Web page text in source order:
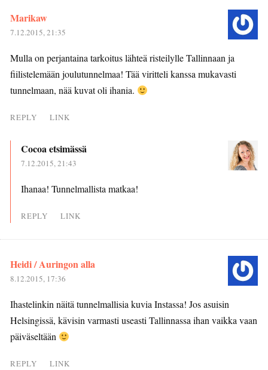
Marikaw
7.12.2015, 21:35
Mulla on perjantaina tarkoitus lähteä risteilylle Tallinnaan ja
fiilistelemään joulutunnelmaa! Tää viritteli kanssa mukavasti
tunnelmaan, nää kuvat oli ihania.
REPLY LINK
Cocoa etsimässä
7.12.2015, 21:43
Ihanaa! Tunnelmallista matkaa!
REPLY LINK
Heidi / Auringon alla
8.12.2015, 17:36
Ihastelinkin näitä tunnelmallisia kuvia Instassa! Jos asuisin
Helsingissä, kävisin varmasti useasti Tallinnassa ihan vaikka vaan
päiväseltään
REPLY LINK